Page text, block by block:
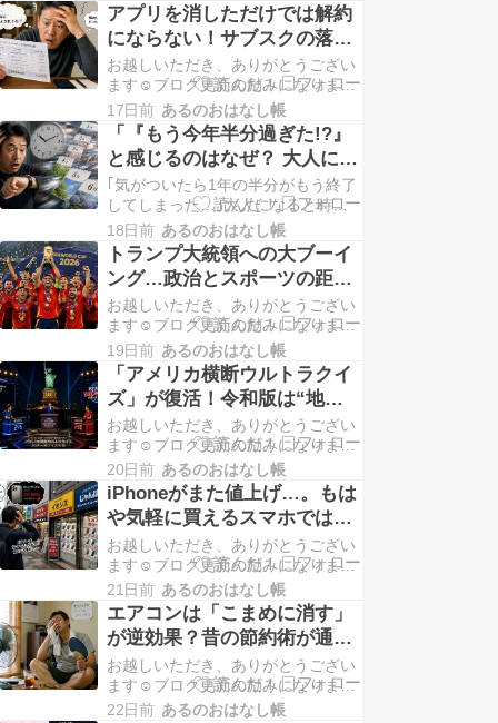
アプリを消しただけでは解約
にならない！サブスクの落と
し穴に注意
お越しいただき、ありがとうござい
ます☺️ブログ更新の励みになりま
す！よかったら下記の2つのバナー
もクリックしてもらえると嬉しいで
す😆応援よろしくお願いします。
「アプリ消したのに…」 サブスク解
約した...
17日前 あるのおはなし帳
「『もう今年半分過ぎた!?』
と感じるのはなぜ？ 大人にな
ると時間が速く過ぎる科学的
理由」
｢気がついたら1年の半分がもう終了
してしまった…｣大人になると時間
が"異様に速く感じる"科学的理由｜
Infoseekニュースもう今年も半分以
上が過ぎました。「ついこの前、年
が明けたと思ったのに、もう年末
――」と感...
18日前 あるのおはなし帳
トランプ大統領への大ブーイ
ング…政治とスポーツの距離
感を考える
お越しいただき、ありがとうござい
ます☺️ブログ更新の励みになりま
す！よかったら下記の2つのバナー
もクリックしてもらえると嬉しいで
す😆応援よろしくお願いします。 ス
ペインが4大会ぶりの優勝！1ヶ月以
上に...
19日前 あるのおはなし帳
「アメリカ横断ウルトラクイ
ズ」が復活！令和版は“地球
一周規模”へ
お越しいただき、ありがとうござい
ます☺️ブログ更新の励みになりま
す！よかったら下記の2つのバナー
もクリックしてもらえると嬉しいで
す😆応援よろしくお願いします。 日
テレ「アメリカ横断ウルトラクイ
ズ」誕...
20日前 あるのおはなし帳
iPhoneがまた値上げ…。もは
や気軽に買えるスマホではな
くなってきた。
お越しいただき、ありがとうござい
ます☺️ブログ更新の励みになりま
す！よかったら下記の2つのバナー
もクリックしてもらえると嬉しいで
す😆応援よろしくお願いします。
iPhoneやApple Watch一斉値上げ 17
無印は...
21日前 あるのおはなし帳
エアコンは「こまめに消す」
が逆効果？昔の節約術が通用
しない夏
お越しいただき、ありがとうござい
ます☺️ブログ更新の励みになりま
す！よかったら下記の2つのバナー
22日前 あるのおはなし帳